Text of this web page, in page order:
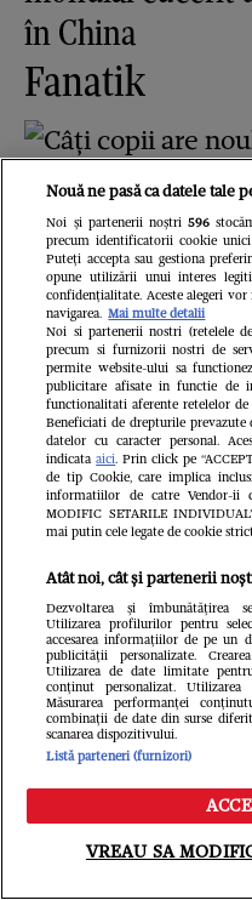
în China
Fanatik
Câți copii are
Halep, de fapt.
de ani
GSP.ro
Ghencea
României la
susținut
FCSB - FC Argeș
Redactia.ro
Meniu Caută
Nouă ne pasă ca datele tale
Noi și partenerii noștri 596
precum identificatorii cookie
Puteți accepta sau gestiona
opune utilizării unui interes
confidențialitate. Aceste alegeri
navigarea. Mai multe detalii
Noi si partenerii nostri (retelele
precum si furnizorii nostri de
permite website-ului sa
publicitare afisate in functie de
functionalitati aferente retelelor
Beneficiati de drepturile prevazute
datelor cu caracter personal.
indicataaici. Prin click pe
de tip Cookie, care implica
informatiilor de catre Vendor-ii
MODIFIC SETARILE
mai putin cele legate de cookie
Atât noi, cât și partenerii
Dezvoltarea și îmbunătățirea
Utilizarea profilurilor pentru
accesarea informațiilor de pe un
publicității personalizate.
Utilizarea de date limitate
conținut personalizat.
Măsurarea performanței
combinații de date din surse
scanarea dispozitivului.
Listă parteneri (furnizori)
VREAU SA